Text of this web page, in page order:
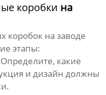
коробки на
коробок назаводе
этапы:
Определите, какие
и дизайн должны
.